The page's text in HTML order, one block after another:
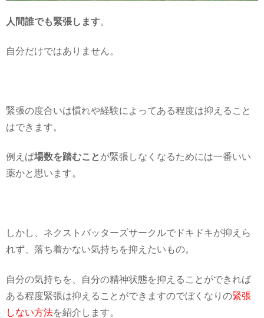
人間誰でも緊張します。
自分だけではありません。
緊張の度合いは慣れや経験によってある程度は抑えること
はできます。
例えば場数を踏むことが緊張しなくなるためには一番いい
薬かと思います。
しかし、ネクストバッターズサークルでドキドキが抑えら
れず、落ち着かない気持ちを抑えたいもの。
自分の気持ちを、自分の精神状態を抑えることができれば
ある程度緊張は抑えることができますのでぼくなりの緊張
しない方法を紹介します。